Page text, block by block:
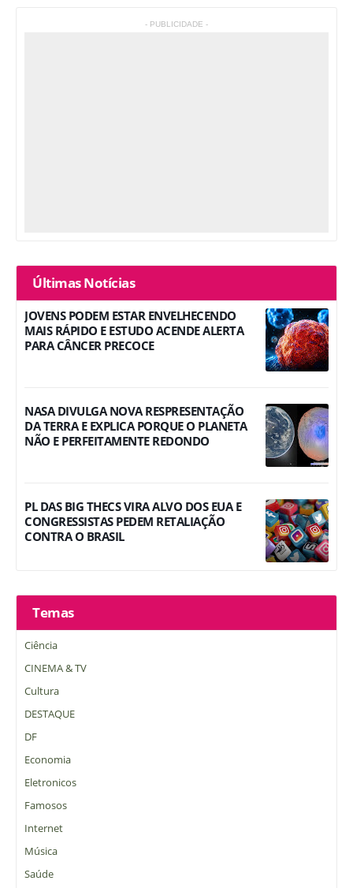
- PUBLICIDADE -
Últimas Notícias
JOVENS PODEM ESTAR ENVELHECENDO
MAIS RÁPIDO E ESTUDO ACENDE ALERTA
PARA CÂNCER PRECOCE
NASA DIVULGA NOVA RESPRESENTAÇÃO
DA TERRA E EXPLICA PORQUE O PLANETA
NÃO E PERFEITAMENTE REDONDO
PL DAS BIG THECS VIRA ALVO DOS EUA E
CONGRESSISTAS PEDEM RETALIAÇÃO
CONTRA O BRASIL
Temas
Ciência
CINEMA & TV
Cultura
DESTAQUE
DF
Economia
Eletronicos
Famosos
Internet
Música
Saúde